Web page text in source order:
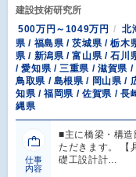
建設技術研究所
500万円～1049万円
北
県 / 福島県 / 茨城県 / 栃木
県 / 新潟県 / 富山県 / 石川
/ 愛知県 / 三重県 / 滋賀県
鳥取県 / 島根県 / 岡山県 /
知県 / 福岡県 / 佐賀県 / 長
縄県
仕事
内容
■主に橋梁・構
ただきます。 【
礎工設計計…